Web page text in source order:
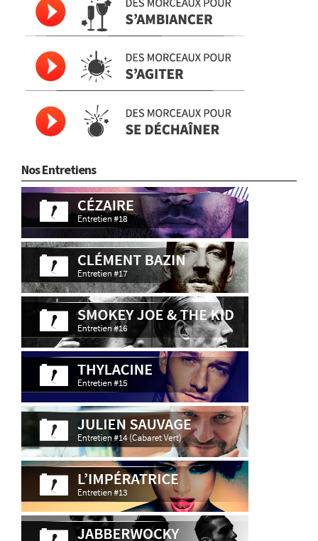
Nos Entretiens